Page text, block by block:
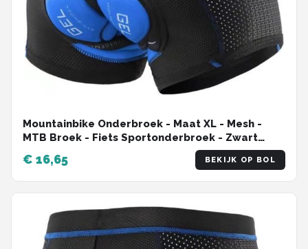
Mountainbike Onderbroek - Maat XL - Mesh -
MTB Broek - Fiets Sportonderbroek - Zwart
Blauw - Onderbroek met Zeem - 5D Gel Pad
Shockproof
€ 16,65 BEKIJK OP BOL